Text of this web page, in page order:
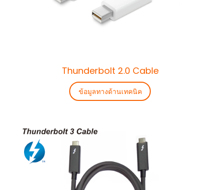
Thunderbolt 2.0 Cable
ข้อมูลทางด้านเทคนิค